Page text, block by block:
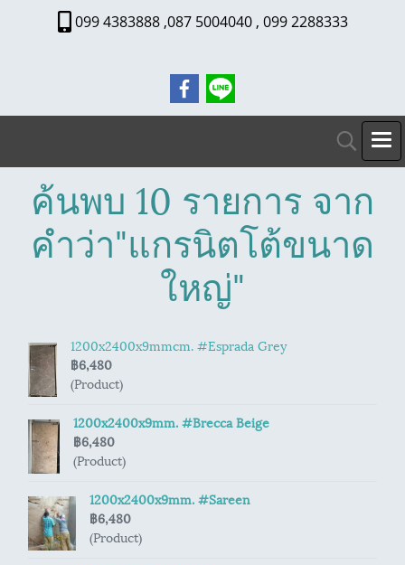
099 4383888 ,087 5004040 , 099 2288333
ค้นพบ 10 รายการ จาก
คำว่า"แกรนิตโต้ขนาด
ใหญ่"
1200x2400x9mmcm. #Esprada Grey
฿6,480
(Product)
1200x2400x9mm. #Brecca Beige
฿6,480
(Product)
1200x2400x9mm. #Sareen
฿6,480
(Product)